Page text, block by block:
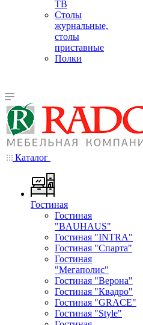
ТВ
Столы
журнальные,
столы
приставные
Полки
Каталог
Гостиная
Гостиная
"BAUHAUS"
Гостиная "INTRA"
Гостиная "Спарта"
Гостиная
"Мегаполис"
Гостиная "Верона"
Гостиная "Квадро"
Гостиная "GRACE"
Гостиная "Style"